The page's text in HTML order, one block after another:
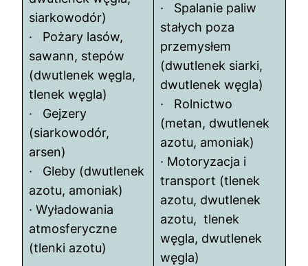
siarkowodór)
· Pożary lasów,
sawann, stepów
(dwutlenek węgla,
tlenek węgla)
· Gejzery
(siarkowodór,
arsen)
· Gleby (dwutlenek
azotu, amoniak)
· Wyładowania
atmosferyczne
(tlenki azotu)
· Spalanie paliw
stałych poza
przemysłem
(dwutlenek siarki,
dwutlenek węgla)
· Rolnictwo
(metan, dwutlenek
azotu, amoniak)
· Motoryzacja i
transport (tlenek
azotu, dwutlenek
azotu, tlenek
węgla, dwutlenek
węgla)